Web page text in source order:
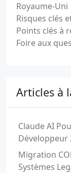
Royaume-Uni
Risques clés
Points clés à
Foire aux
Articles à
Claude AI
Développeur
Migration
Systèmes